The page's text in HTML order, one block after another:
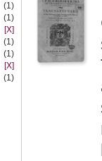
(1)
(1)
[X]
(1)
(1)
[X]
(1)